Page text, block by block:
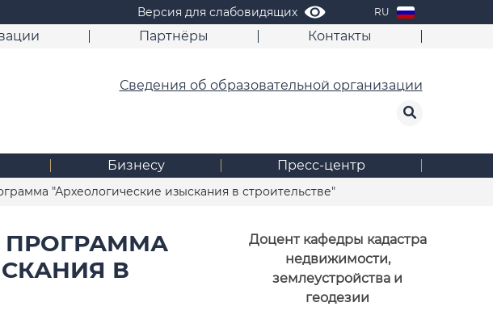
Версия для слабовидящих RU
Партнёры Контакты
Сведения об образовательной организации
Бизнесу Пресс-центр
"Археологические изыскания в строительстве"
Доцент кафедры кадастра
недвижимости,
землеустройства и
геодезии
ПРОГРАММА
В